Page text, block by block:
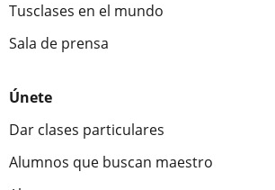
Tusclases en el mundo
Sala de prensa
Únete
Dar clases particulares
Alumnos que buscan maestro